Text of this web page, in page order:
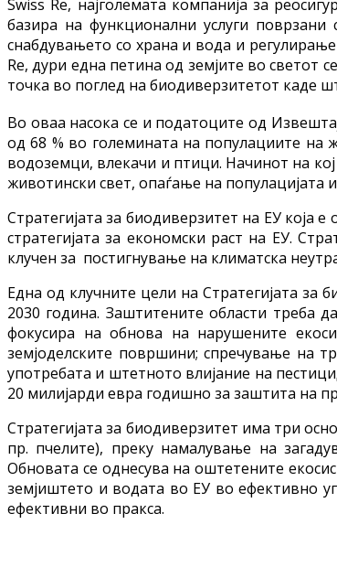
Swiss Re, најголемата компанија за
базира на функционални услуги
снабдувањето со храна и вода и
Re, дури една петина од земјите во светот
точка во поглед на биодиверзитетот каде
Во оваа насока се и податоците од
од 68 % во големината на популациите на
водоземци, влекачи и птици. Начинот на
животински свет, опаѓање на популацијата
Стратегијата за биодиверзитет на ЕУ која
стратегијата за економски раст на ЕУ.
клучен за постигнување на климатска
Една од клучните цели на Стратегијата
2030 година. Заштитените области треба
фокусира на обнова на нарушените
земјоделските површини; спречување на
употребата и штетното влијание на
20 милијарди евра годишно за заштита на
Стратегијата за биодиверзитет има три
пр. пчелите), преку намалување на
Обновата се однесува на оштетените
земјиштето и водата во ЕУ во ефективно
ефективни во пракса.